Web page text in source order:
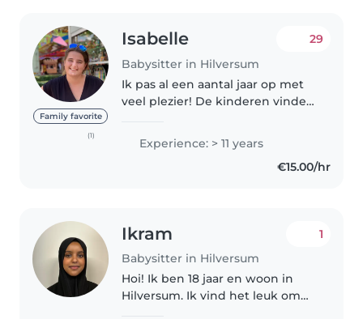
Family favorite
(1)
Isabelle
Babysitter in Hilversum
29
Ik pas al een aantal jaar op met
veel plezier! De kinderen vinden
nu zo'n 9 jaar ervaring met
baby's en kleine(re) kinderen...
Experience: > 11 years
€15.00/hr
Ikram
Babysitter in Hilversum
1
Hoi! Ik ben 18 jaar en woon in
Hilversum. Ik vind het leuk om